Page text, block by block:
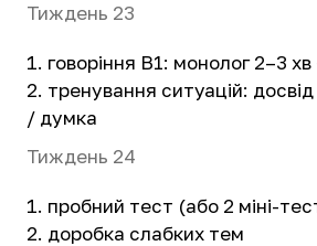
Тиждень 23
говоріння B1: монолог 2–3
тренування ситуацій:
/ думка
Тиждень 24
пробний тест (або 2 міні-
доробка слабких тем